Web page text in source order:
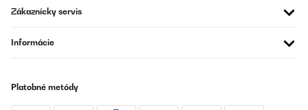
Akku sogar bereits aufgeladen. Damit die Pumpe funktioniert,
muss man nur den Knopf auf der Rückseite des Solar Panels
Wenn die Sonne scheint lädt das Panel den Akku dann einfach
stört, aber auch nicht viel bringt. Wenn man kein gutes
technisches Verständnis hat, dann ist die Anleitung etwas
schwierig zu verstehen. Man muss einfach nur den Schlauch an
Zákaznícky servis
Informácie
Platobné metódy